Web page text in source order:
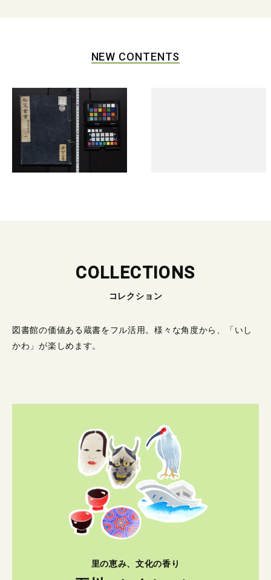
NEW CONTENTS
COLLECTIONS
コレクション
図書館の価値ある蔵書をフル活用。様々な角度から、「いし
かわ」が楽しめます。
里の恵み、文化の香り